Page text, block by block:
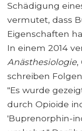
Schädigung
vermutet, dass
Eigenschaften
In einem 2014
Anästhesiologie,
schreiben
"Es wurde
durch Opioide
'Buprenorphin-